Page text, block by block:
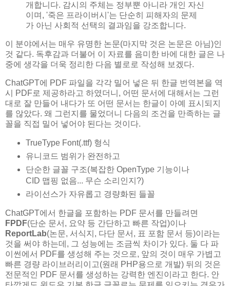
개합니다. 감시의 주체는 정부뿐 아니라 개인 자신
이며, '죽은 프라이버시'는 단순히 피해자의 문제
가 아닌 사회적 선택의 결과임을 강조합니다.
이 분야에서는 매우 유명한 논문(마지막 것은 논문은 아님)인
것 같다. 독후감과 더불어 이 자료를 음미한 바에 대한 글은 나
중에 생각을 더욱 정리한 다음 별로로 작성해 보겠다.
ChatGPT에 PDF 파일을 각각 밀어 넣은 뒤 한글 번역본을 역
시 PDF로 제공하라고 하였더니, 어떤 문서에 대해서는 그런
대로 잘 만들어 내다가 또 어떤 문서는 한글이 아예 표시되지
를 않았다. 왜 그런지를 물었더니 다음의 조건을 만족하는 글
꼴을 직접 밀어 넣어야 된다는 것이다.
TrueType Font(.ttf) 형식
유니코드 범위가 완전하고
단순한 글꼴 구조(복잡한 OpenType 기능이나
CID 맵핑 없음... 무슨 소리인지?)
라이선스가 자유롭고 경량화된 들꼴
ChatGPT에서 한글을 포함하는 PDF 문서를 만들려면
FPDF(단순 문서, 요약 등 간단하고 빠른 작업)이나
ReportLab(논문, 서식지, 다단 문서, 표 포함 문서 등)이라는
것을 써야 하는데, 그 성능에는 조금씩 차이가 있다. 둘 다 파
이썬에서 PDF를 생성해 주는 것으로, 앞의 것이 매우 가볍고
빠른 경량 라이브러리이고(원래 PHP용으로 개발) 뒤의 것은
전문적인 PDF 문서를 생성하는 강력한 엔진이라고 한다. 안